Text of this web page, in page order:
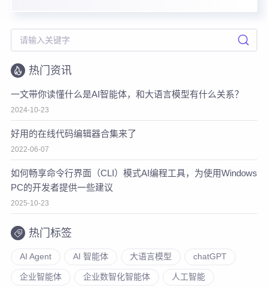
热门资讯
一文带你读懂什么是AI智能体，和大语言模型有什么关系？
2024-10-23
好用的在线代码编辑器合集来了
2022-06-07
如何畅享命令行界面（CLI）模式AI编程工具，为使用Windows
PC的开发者提供一些建议
2025-10-23
热门标签
AI Agent AI 智能体 大语言模型 chatGPT
企业智能体 企业数智化智能体 人工智能